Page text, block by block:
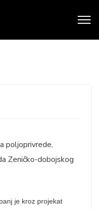
poljoprivrede,
Zeničko-dobojskog
je kroz projekat